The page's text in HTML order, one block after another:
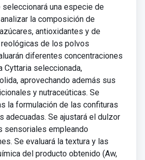
seleccionará una especie de
la composición de
antioxidantes y de
de los polvos
diferentes concentraciones
Cyttaria seleccionada,
aprovechando además sus
y nutraceúticas. Se
la formulación de las confituras
adecuadas. Se ajustará el dulzor
sensoriales empleando
Se evaluará la textura y las
del producto obtenido (Aw,